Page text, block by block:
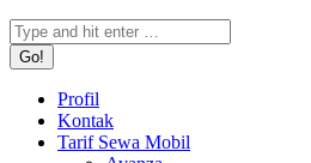
Search:
Profil
Kontak
Tarif Sewa Mobil